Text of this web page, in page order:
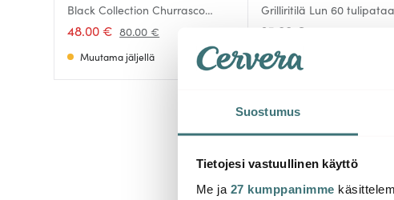
Suostumus
Tietojesi vastuullinen käyttö
Me ja 27 kumppanimme
Black Collection Churrasco
Grilliritilä 72x21 cm
48.00 € 80.00 €
Muutama jäljellä
Grilliritilä Lun 60
35.00 €
Muutama jäljellä